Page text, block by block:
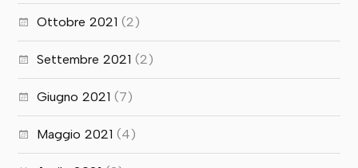
Ottobre 2021 (2)
Settembre 2021 (2)
Giugno 2021 (7)
Maggio 2021 (4)